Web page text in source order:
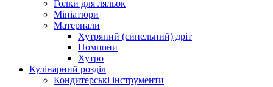
Голки для ляльок
Мініатюри
Материали
Хутряний (синельний) дріт
Помпони
Хутро
Кулінарний розділ
Кондитерські інструменти